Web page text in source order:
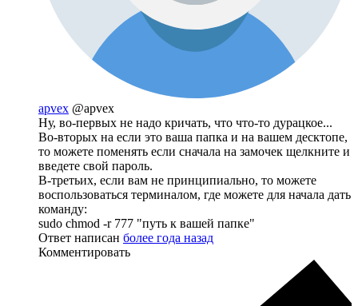
apvex @apvex
Ну, во-первых не надо кричать, что что-то дурацкое...
Во-вторых на если это ваша папка и на вашем десктопе,
то можете поменять если сначала на замочек щелкните и
введете свой пароль.
В-третьих, если вам не принципиально, то можете
воспользоваться терминалом, где можете для начала дать
команду:
sudo chmod -r 777 "путь к вашей папке"
Ответ написан более года назад
Комментировать